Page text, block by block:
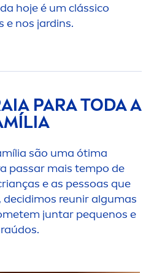
hoje é um clássico
e nos jardins.
PARA TODA A
são uma ótima
passar mais tempo de
e as pessoas que
decidimos reunir algumas
juntar pequenos e